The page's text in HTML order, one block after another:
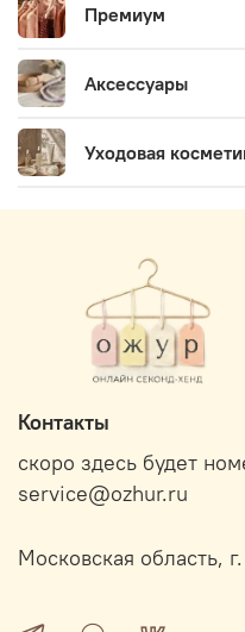
Премиум
Аксессуары
Уходовая
Контакты
скоро здесь будет
service@ozhur.ru
Московская область,